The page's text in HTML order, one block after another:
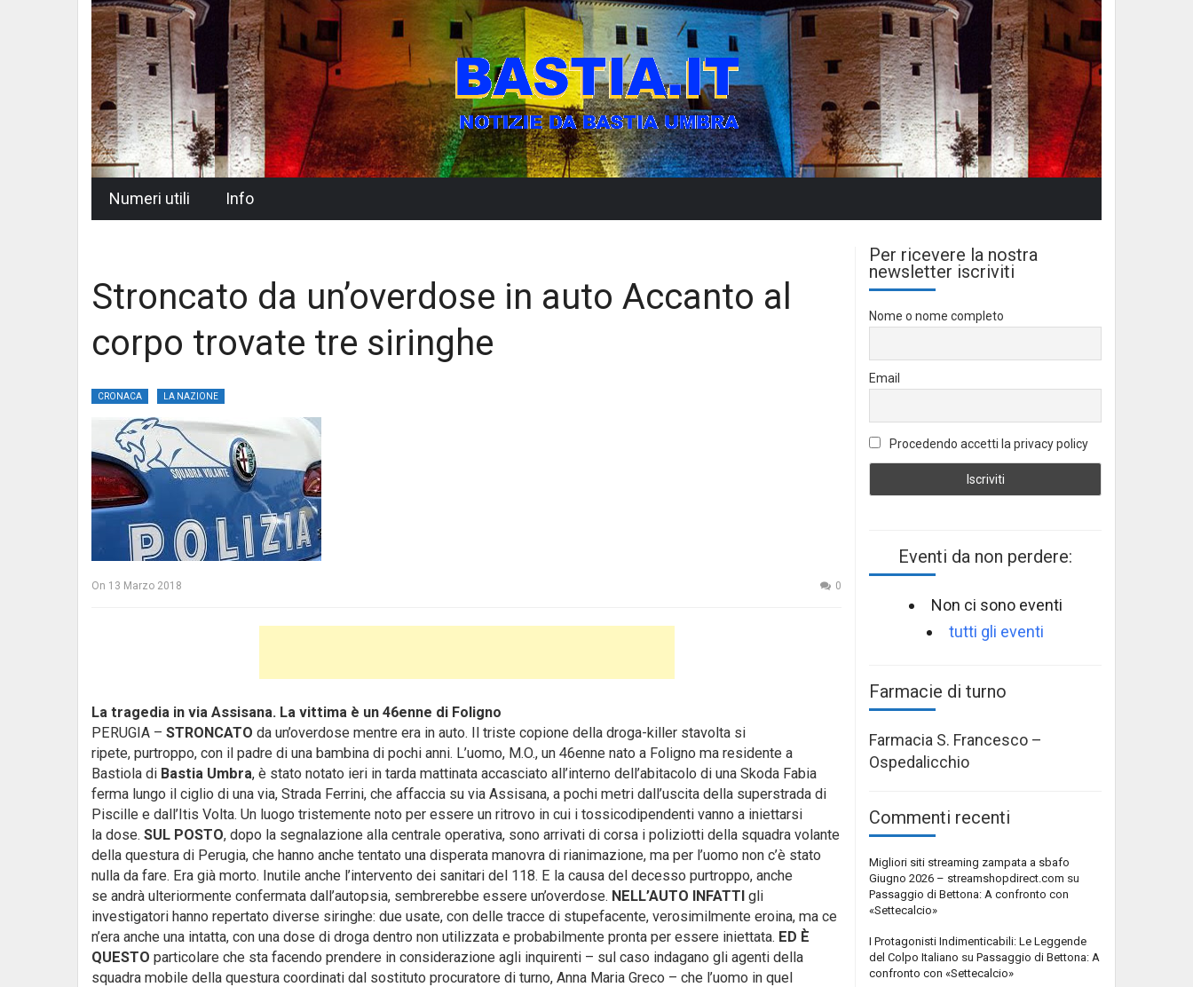
Numeri utili Info
Stroncato da un’overdose in auto Accanto al
corpo trovate tre siringhe
CRONACA LA NAZIONE
On 13 Marzo 2018 0
La tragedia in via Assisana. La vittima è un 46enne di Foligno
PERUGIA – STRONCATO da un’overdose mentre era in auto. Il triste copione della droga-killer stavolta si
ripete, purtroppo, con il padre di una bambina di pochi anni. L’uomo, M.O., un 46enne nato a Foligno ma residente a
Bastiola di Bastia Umbra, è stato notato ieri in tarda mattinata accasciato all’interno dell’abitacolo di una Skoda Fabia
ferma lungo il ciglio di una via, Strada Ferrini, che affaccia su via Assisana, a pochi metri dall’uscita della superstrada di
Piscille e dall’Itis Volta. Un luogo tristemente noto per essere un ritrovo in cui i tossicodipendenti vanno a iniettarsi
la dose. SUL POSTO, dopo la segnalazione alla centrale operativa, sono arrivati di corsa i poliziotti della squadra volante
della questura di Perugia, che hanno anche tentato una disperata manovra di rianimazione, ma per l’uomo non c’è stato
nulla da fare. Era già morto. Inutile anche l’intervento dei sanitari del 118. E la causa del decesso purtroppo, anche
se andrà ulteriormente confermata dall’autopsia, sembrerebbe essere un’overdose. NELL’AUTO INFATTI gli
investigatori hanno repertato diverse siringhe: due usate, con delle tracce di stupefacente, verosimilmente eroina, ma ce
n’era anche una intatta, con una dose di droga dentro non utilizzata e probabilmente pronta per essere iniettata. ED È
QUESTO particolare che sta facendo prendere in considerazione agli inquirenti – sul caso indagano gli agenti della
squadra mobile della questura coordinati dal sostituto procuratore di turno, Anna Maria Greco – che l’uomo in quel
Per ricevere la nostra
newsletter iscriviti
Nome o nome completo
Email
Procedendo accetti la privacy policy
Eventi da non perdere:
Non ci sono eventi
tutti gli eventi
Farmacie di turno
Farmacia S. Francesco –
Ospedalicchio
Commenti recenti
Migliori siti streaming zampata a sbafo
Giugno 2026 – streamshopdirect.com su
Passaggio di Bettona: A confronto con
«Settecalcio»
I Protagonisti Indimenticabili: Le Leggende
del Colpo Italiano su Passaggio di Bettona: A
confronto con «Settecalcio»